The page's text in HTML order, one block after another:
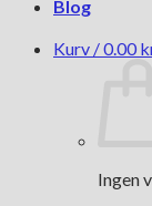
Blog
Kurv /0.00
Ingen